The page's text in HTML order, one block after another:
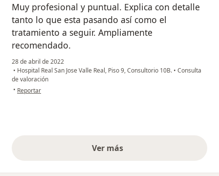
Muy profesional y puntual. Explica con detalle
tanto lo que esta pasando así como el
tratamiento a seguir. Ampliamente
recomendado.
28 de abril de 2022
• Hospital Real San Jose Valle Real, Piso 9, Consultorio 10B. • Consulta
de valoración
• en opinión del usuario Samantha E
Reportar
Ver másopiniones anteriores